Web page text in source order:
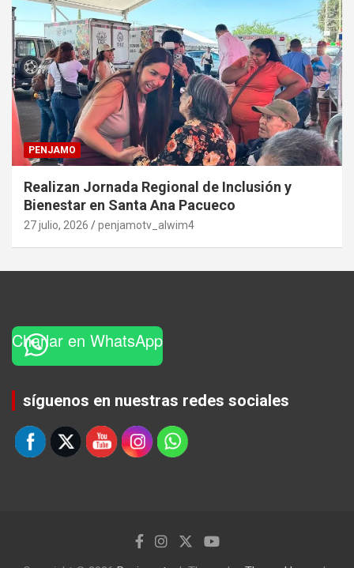
PENJAMO
Realizan Jornada Regional de Inclusión y
Bienestar en Santa Ana Pacueco
27 julio, 2026 penjamotv_alwim4
Charlar en WhatsApp
síguenos en nuestras redes sociales